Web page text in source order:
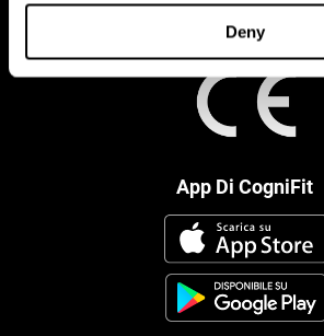
Deny
App Di CogniFit